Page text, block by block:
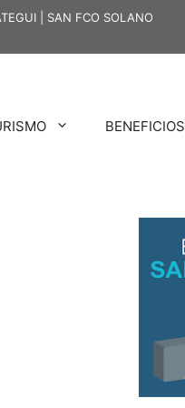
| SAN FCO SOLANO
BENEFICIOS